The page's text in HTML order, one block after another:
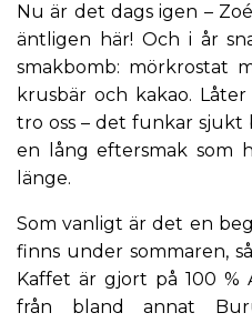
Nu är det dags igen –
äntligen här! Och i år
smakbomb: mörkrostat
krusbär och kakao.
tro oss – det funkar sjukt
en lång eftersmak som
länge.
Som vanligt är det en
finns under sommaren,
Kaffet är gjort på 100 %
från bland annat